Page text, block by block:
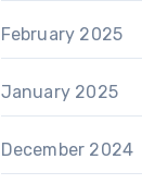
February 2025
January 2025
December 2024